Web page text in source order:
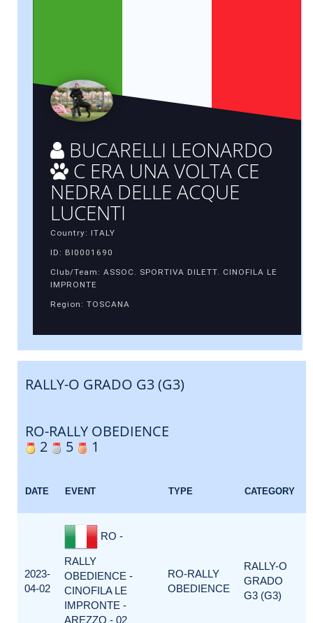
BUCARELLI LEONARDO
C ERA UNA VOLTA CE
NEDRA DELLE ACQUE
LUCENTI
Country: ITALY
ID: BI0001690
Club/Team: ASSOC. SPORTIVA DILETT. CINOFILA LE
IMPRONTE
Region: TOSCANA
RALLY-O GRADO G3 (G3)
RO-RALLY OBEDIENCE
2
5 1
DATE EVENT TYPE CATEGORY
2023-
04-02
RO -
RALLY
OBEDIENCE -
CINOFILA LE
IMPRONTE -
AREZZO - 02
RO-RALLY
OBEDIENCE
RALLY-O
GRADO
G3 (G3)